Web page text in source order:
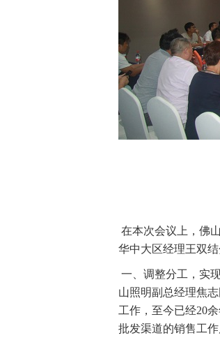
在本次会议上，佛
华中大区经理王双
一、调整分工，实
山照明副总经理焦
工作，至今已经20
批发渠道的销售工